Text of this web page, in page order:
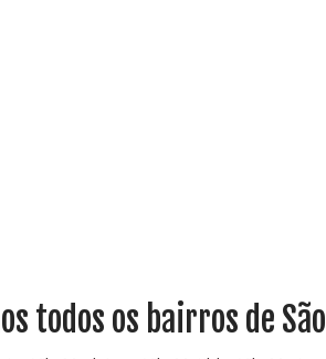
todos os bairros de